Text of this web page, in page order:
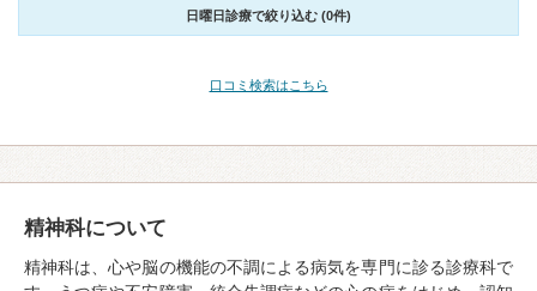
日曜日診療で絞り込む (0件)
口コミ検索はこちら
精神科について
精神科は、心や脳の機能の不調による病気を専門に診る診療科で